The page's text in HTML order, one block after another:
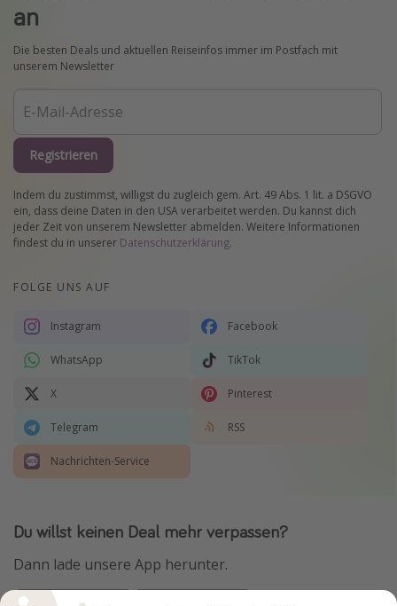
an
Die besten Deals und aktuellen Reiseinfos immer im Postfach mit
unserem Newsletter
Registrieren
Indem du zustimmst, willigst du zugleich gem. Art. 49 Abs. 1 lit. a DSGVO
ein, dass deine Daten in den USA verarbeitet werden. Du kannst dich
jeder Zeit von unserem Newsletter abmelden. Weitere Informationen
findest du in unserer Datenschutzerklärung.
FOLGE UNS AUF
Instagram Facebook
WhatsApp TikTok
X Pinterest
Telegram RSS
Nachrichten-Service
Du willst keinen Deal mehr verpassen?
Dann lade unsere App herunter.